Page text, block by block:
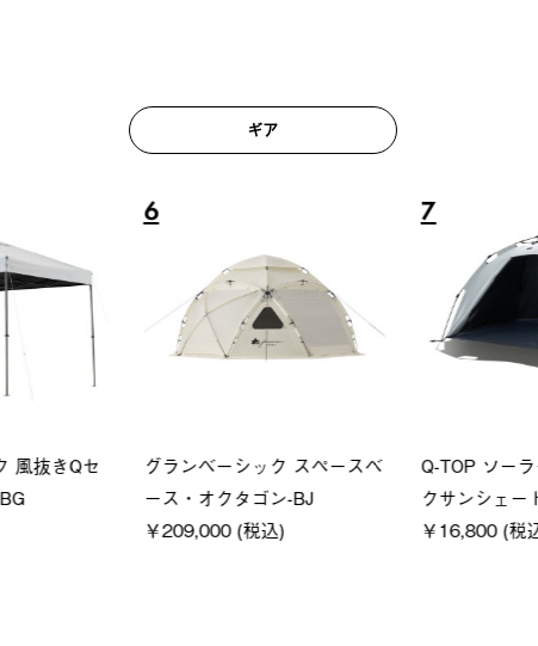
ギア
グランベーシック スペースベ
ース・オクタゴン-BJ
Q-TOP ソーラーサンドブロッ
クサンシェード-BF
￥16,800 (税込)